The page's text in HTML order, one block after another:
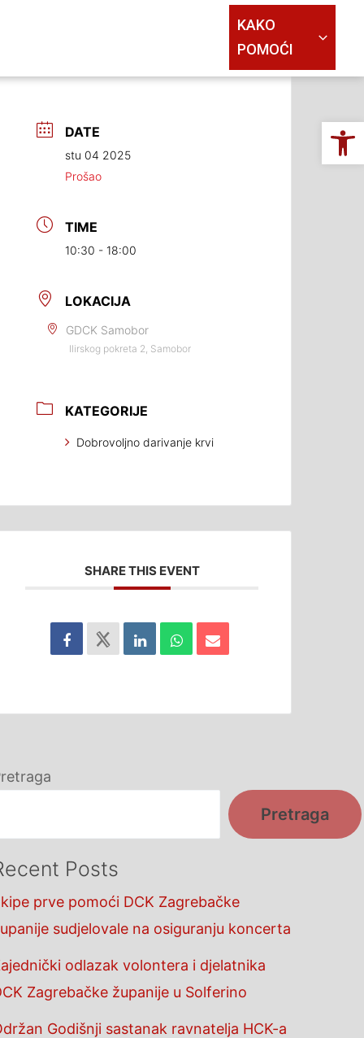
KAKO
POMOĆI
DATE
stu 04 2025
Prošao
TIME
10:30 - 18:00
LOKACIJA
GDCK Samobor
Ilirskog pokreta 2, Samobor
KATEGORIJE
Dobrovoljno darivanje krvi
SHARE THIS EVENT
Pretraga
Posts
prve pomoći DCK Zagrebačke
sudjelovale na osiguranju koncerta
odlazak volontera i djelatnika
Zagrebačke županije u Solferino
Godišnji sastanak ravnatelja HCK-a